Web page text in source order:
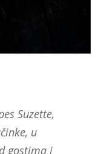
Suzette,
u
gostima i